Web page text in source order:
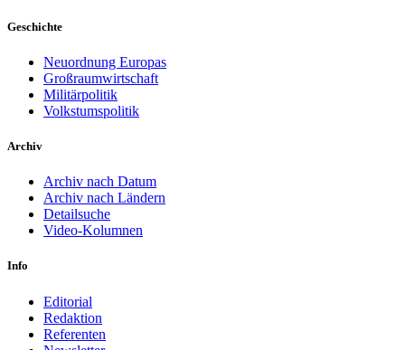
Geschichte
Neuordnung Europas
Großraumwirtschaft
Militärpolitik
Volkstumspolitik
Archiv
Archiv nach Datum
Archiv nach Ländern
Detailsuche
Video-Kolumnen
Info
Editorial
Redaktion
Referenten